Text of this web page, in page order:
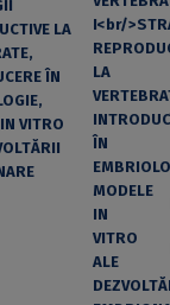
LA
ÎN
VITRO